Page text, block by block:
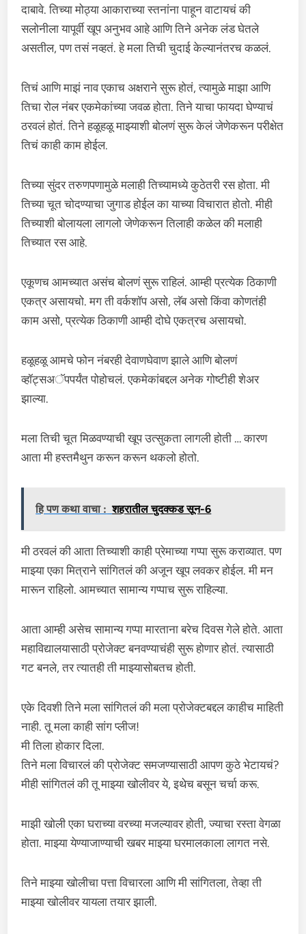
दाबावे. तिच्या मोठ्या आकाराच्या स्तनांना पाहून वाटायचं की
सलोनीला यापूर्वी खूप अनुभव आहे आणि तिने अनेक लंड घेतले
असतील, पण तसं नव्हतं. हे मला तिची चुदाई केल्यानंतरच कळलं.
तिचं आणि माझं नाव एकाच अक्षराने सुरू होतं, त्यामुळे माझा आणि
तिचा रोल नंबर एकमेकांच्या जवळ होता. तिने याचा फायदा घेण्याचं
ठरवलं होतं. तिने हळूहळू माझ्याशी बोलणं सुरू केलं जेणेकरून परीक्षेत
तिचं काही काम होईल.
तिच्या सुंदर तरुणपणामुळे मलाही तिच्यामध्ये कुठेतरी रस होता. मी
तिच्या चूत चोदण्याचा जुगाड होईल का याच्या विचारात होतो. मीही
तिच्याशी बोलायला लागलो जेणेकरून तिलाही कळेल की मलाही
तिच्यात रस आहे.
एकूणच आमच्यात असंच बोलणं सुरू राहिलं. आम्ही प्रत्येक ठिकाणी
एकत्र असायचो. मग ती वर्कशॉप असो, लॅब असो किंवा कोणतंही
काम असो, प्रत्येक ठिकाणी आम्ही दोघे एकत्रच असायचो.
हळूहळू आमचे फोन नंबरही देवाणघेवाण झाले आणि बोलणं
व्हॉट्सअॅपपर्यंत पोहोचलं. एकमेकांबद्दल अनेक गोष्टीही शेअर
झाल्या.
मला तिची चूत मिळवण्याची खूप उत्सुकता लागली होती … कारण
आता मी हस्तमैथुन करून करून थकलो होतो.
हि पण कथा वाचा : शहरातील चुदक्कड सून-6
मी ठरवलं की आता तिच्याशी काही प्रेमाच्या गप्पा सुरू कराव्यात. पण
माझ्या एका मित्राने सांगितलं की अजून खूप लवकर होईल. मी मन
मारून राहिलो. आमच्यात सामान्य गप्पाच सुरू राहिल्या.
आता आम्ही असेच सामान्य गप्पा मारताना बरेच दिवस गेले होते. आता
महाविद्यालयासाठी प्रोजेक्ट बनवण्याचंही सुरू होणार होतं. त्यासाठी
गट बनले, तर त्यातही ती माझ्यासोबतच होती.
एके दिवशी तिने मला सांगितलं की मला प्रोजेक्टबद्दल काहीच माहिती
नाही. तू मला काही सांग प्लीज!
मी तिला होकार दिला.
तिने मला विचारलं की प्रोजेक्ट समजण्यासाठी आपण कुठे भेटायचं?
मीही सांगितलं की तू माझ्या खोलीवर ये, इथेच बसून चर्चा करू.
माझी खोली एका घराच्या वरच्या मजल्यावर होती, ज्याचा रस्ता वेगळा
होता. माझ्या येण्याजाण्याची खबर माझ्या घरमालकाला लागत नसे.
तिने माझ्या खोलीचा पत्ता विचारला आणि मी सांगितला, तेव्हा ती
माझ्या खोलीवर यायला तयार झाली.